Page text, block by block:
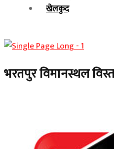
खेलकुद
भरतपुर विमानस्थल